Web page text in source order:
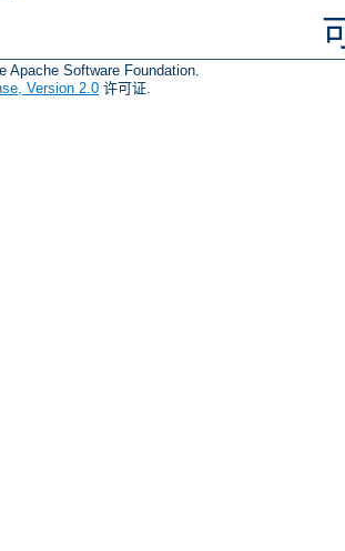
Apache Software Foundation.
Version 2.0 许可证.